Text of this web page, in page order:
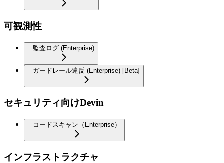
可観測性
監査ログ (Enterprise)
ガードレール違反 (Enterprise) [Beta]
セキュリティ向けDevin
コードスキャン（Enterprise）
インフラストラクチャ